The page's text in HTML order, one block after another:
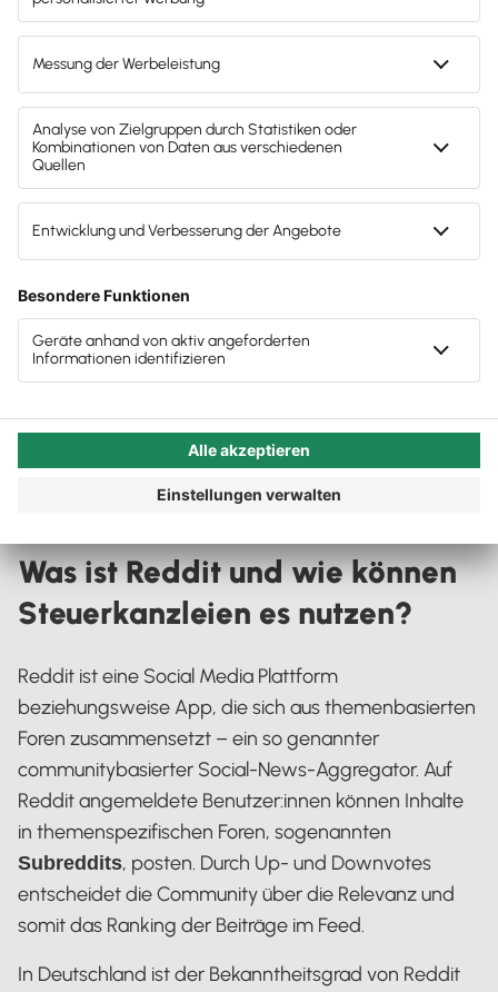
Mitarbeiter:innen suchen
Werbung auf Reddit professionalisiert sich
Best Practices für Reddit Anzeigen
ihren Stellenanzeigen eine ganz neue Gruppe
Menschen zu erreichen, die sich weder auf LinkedIn
noch Facebook tummeln, aber aus interessanten
Bildungs- und Altersgruppen stammen. Genau
diese Möglichkeit bietet Ihnen Reddit, eine in
Deutschland allmählich ebenfalls immer bekannter
werdende Social Media Plattform aus Foren und
austauschen. Auch zu fachlichen. Wir erklären,
warum Sie sich als Steuerberater auf
Mitarbeitersuche diese App einmal anschauen
Carola Heine
Steuerberater:innen
Was ist Reddit und wie können
Steuerkanzleien es nutzen?
Reddit ist eine Social Media Plattform
beziehungsweise App, die sich aus themenbasierten
Foren zusammensetzt – ein so genannter
communitybasierter Social-News-Aggregator. Auf
Reddit angemeldete Benutzer:innen können Inhalte
in themenspezifischen Foren, sogenannten
Subreddits, posten. Durch Up- und Downvotes
entscheidet die Community über die Relevanz und
somit das Ranking der Beiträge im Feed.
In Deutschland ist der Bekanntheitsgrad von Reddit